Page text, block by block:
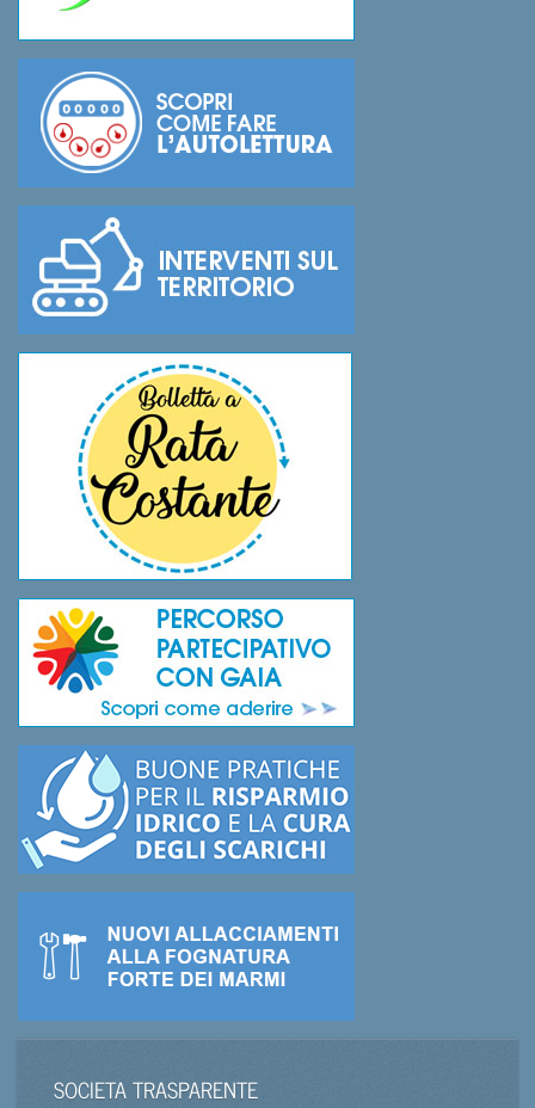
SOCIETA TRASPARENTE